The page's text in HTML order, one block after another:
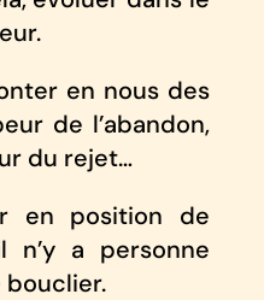
en nous des
de l’abandon,
du rejet…
en position de
n’y a personne
bouclier.